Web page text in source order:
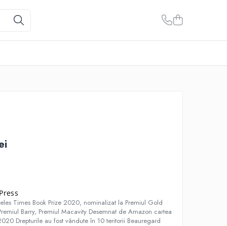
Times Book Prize 2020, nominalizat la Premiul Gold
Barry, Premiul Macavity Desemnat de Amazon cartea
Drepturile au fost vândute în 10 teritorii Beauregard